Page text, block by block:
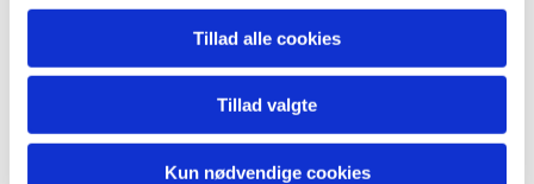
Tillad alle cookies
Tillad valgte
Kun nødvendige cookies